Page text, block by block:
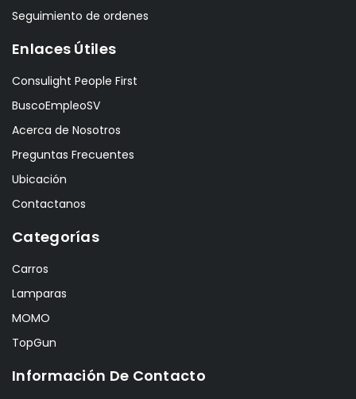
Seguimiento de ordenes
Enlaces Útiles
Consulight People First
BuscoEmpleoSV
Acerca de Nosotros
Preguntas Frecuentes
Ubicación
Contactanos
Categorías
Carros
Lamparas
MOMO
TopGun
Información De Contacto